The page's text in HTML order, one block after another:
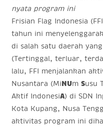
nyata program ini
Frisian Flag Indonesia
tahun ini
di salah satu daerah
(Tertinggal, terluar,
lalu, FFI menjalankan
Nusantara (MiNUm Susu
Aktif IndonesiA) di SDN
Kota Kupang, Nusa
aktivitas program ini